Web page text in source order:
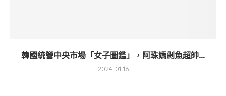
韓國統營中央市場「女子圖鑑」，阿珠媽剁魚超帥...
2024-01-16